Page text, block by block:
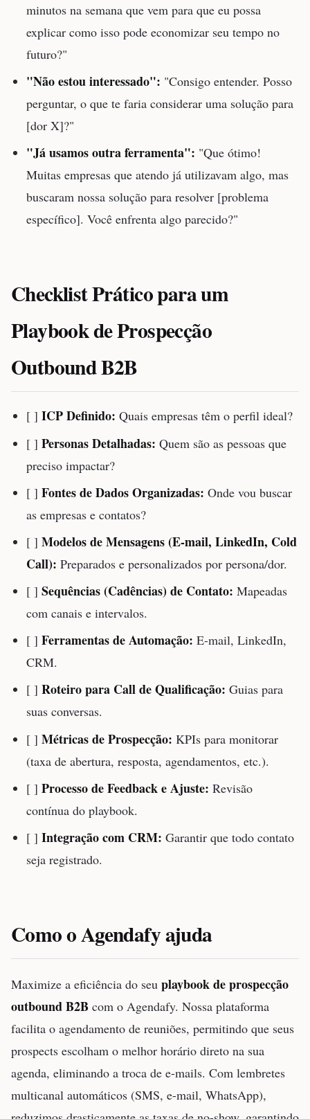
minutos na semana que vem para que eu possa
explicar como isso pode economizar seu tempo no
futuro?"
"Não estou interessado": "Consigo entender. Posso
perguntar, o que te faria considerar uma solução para
[dor X]?"
"Já usamos outra ferramenta": "Que ótimo!
Muitas empresas que atendo já utilizavam algo, mas
buscaram nossa solução para resolver [problema
específico]. Você enfrenta algo parecido?"
Checklist Prático para um
Playbook de Prospecção
Outbound B2B
[ ]ICP Definido: Quais empresas têm o perfil ideal?
[ ]Personas Detalhadas: Quem são as pessoas que
preciso impactar?
[ ]Fontes de Dados Organizadas: Onde vou buscar
as empresas e contatos?
[ ]Modelos de Mensagens (E-mail, LinkedIn, Cold
Call): Preparados e personalizados por persona/dor.
[ ]Sequências (Cadências) de Contato: Mapeadas
com canais e intervalos.
[ ]Ferramentas de Automação: E-mail, LinkedIn,
CRM.
[ ]Roteiro para Call de Qualificação: Guias para
suas conversas.
[ ]Métricas de Prospecção: KPIs para monitorar
(taxa de abertura, resposta, agendamentos, etc.).
[ ]Processo de Feedback e Ajuste: Revisão
contínua do playbook.
[ ]Integração com CRM: Garantir que todo contato
seja registrado.
Como o Agendafy ajuda
Maximize a eficiência do seu playbook de prospecção
outbound B2B com o Agendafy. Nossa plataforma
facilita o agendamento de reuniões, permitindo que seus
prospects escolham o melhor horário direto na sua
agenda, eliminando a troca de e-mails. Com lembretes
multicanal automáticos (SMS, e-mail, WhatsApp),